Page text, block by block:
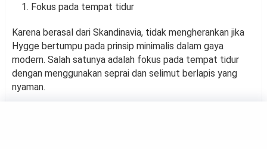
Fokus pada tempat tidur
Karena berasal dari Skandinavia, tidak mengherankan jika
Hygge bertumpu pada prinsip minimalis dalam gaya
modern. Salah satunya adalah fokus pada tempat tidur
dengan menggunakan seprai dan selimut berlapis yang
nyaman.